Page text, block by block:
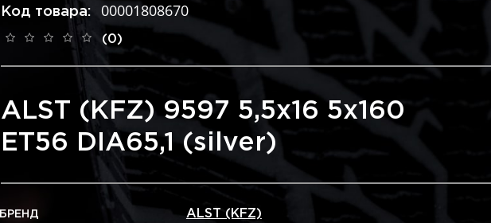
Код товара: 00001808670
(0)
ALST (KFZ) 9597 5,5x16 5x160
ET56 DIA65,1 (silver)
БРЕНД ALST (KFZ)